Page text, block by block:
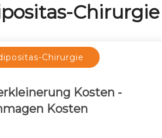
Chirurgie
Chirurgie
Kosten -
Kosten